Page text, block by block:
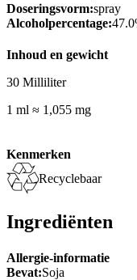
Doseringsvorm:spray
Alcoholpercentage:
Inhoud en gewicht
30 Milliliter
1 ml ≈ 1,055 mg
Kenmerken
Recyclebaar
Ingrediënten
Allergie-informatie
Bevat:Soja